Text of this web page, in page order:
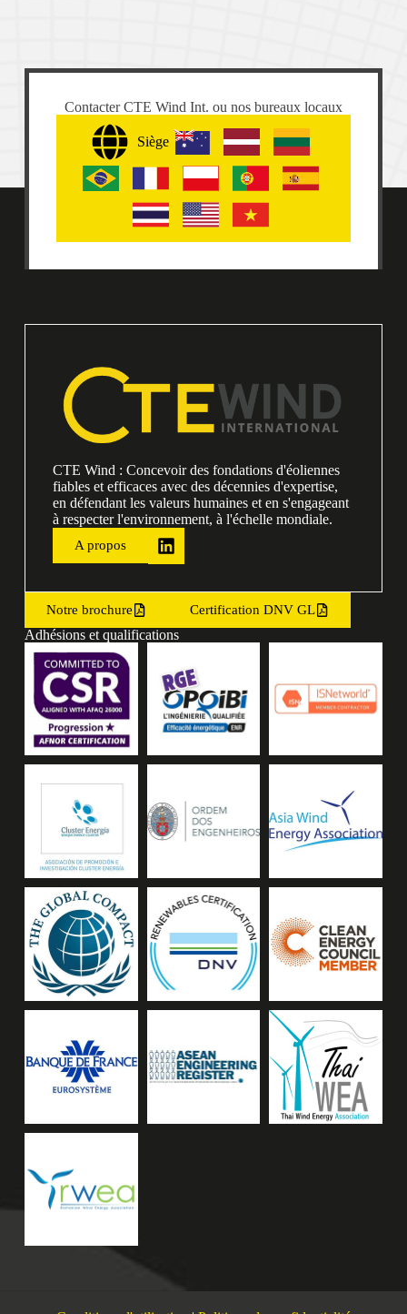
Contacter CTE Wind Int. ou nos bureaux locaux
Siège
CTE Wind : Concevoir des fondations d'éoliennes
fiables et efficaces avec des décennies d'expertise,
en défendant les valeurs humaines et en s'engageant
à respecter l'environnement, à l'échelle mondiale.
A propos
Notre brochure Certification DNV GL
Adhésions et qualifications